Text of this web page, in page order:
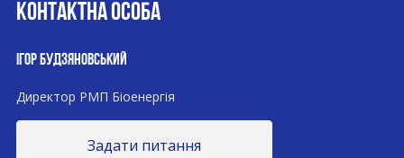
КОНТАКТНА ОСОБА
ІГОР БУДЗЯНОВСЬКИЙ
Директор РМП Біоенергія
Задати питання